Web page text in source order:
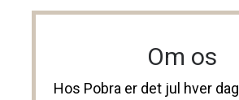
Om os
Hos Pobra er det jul hver